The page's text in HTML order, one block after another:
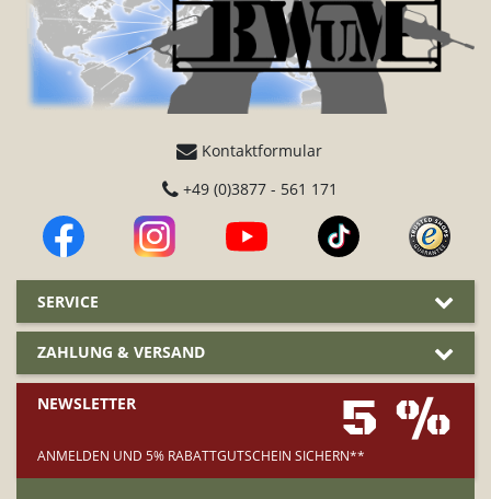
Kontaktformular
+49 (0)3877 - 561 171
SERVICE
ZAHLUNG & VERSAND
NEWSLETTER 5 %
ANMELDEN UND 5% RABATTGUTSCHEIN SICHERN**